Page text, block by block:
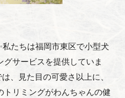
たちは福岡市東区で小型犬
サービスを提供していま
、見た目の可愛さ以上に、
トリミングがわんちゃんの健